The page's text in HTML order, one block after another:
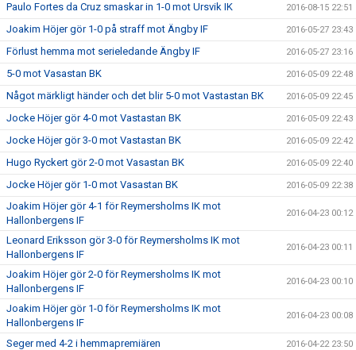
Paulo Fortes da Cruz smaskar in 1-0 mot Ursvik IK 2016-08-15 22:51
Joakim Höjer gör 1-0 på straff mot Ängby IF 2016-05-27 23:43
Förlust hemma mot serieledande Ängby IF 2016-05-27 23:16
5-0 mot Vasastan BK 2016-05-09 22:48
Något märkligt händer och det blir 5-0 mot Vastastan BK 2016-05-09 22:45
Jocke Höjer gör 4-0 mot Vastastan BK 2016-05-09 22:43
Jocke Höjer gör 3-0 mot Vastastan BK 2016-05-09 22:42
Hugo Ryckert gör 2-0 mot Vasastan BK 2016-05-09 22:40
Jocke Höjer gör 1-0 mot Vasastan BK 2016-05-09 22:38
Joakim Höjer gör 4-1 för Reymersholms IK mot
Hallonbergens IF
2016-04-23 00:12
Leonard Eriksson gör 3-0 för Reymersholms IK mot
Hallonbergens IF
2016-04-23 00:11
Joakim Höjer gör 2-0 för Reymersholms IK mot
Hallonbergens IF
2016-04-23 00:10
Joakim Höjer gör 1-0 för Reymersholms IK mot
Hallonbergens IF
2016-04-23 00:08
Seger med 4-2 i hemmapremiären 2016-04-22 23:50